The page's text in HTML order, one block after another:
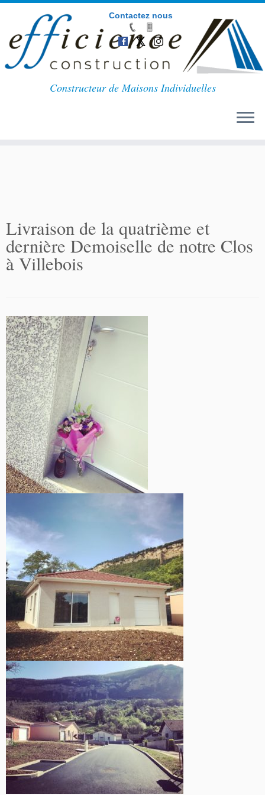
Contactez nous
Passer
Constructeur de Maisons Individuelles
Livraison de la quatrième et
dernière Demoiselle de notre Clos
à Villebois